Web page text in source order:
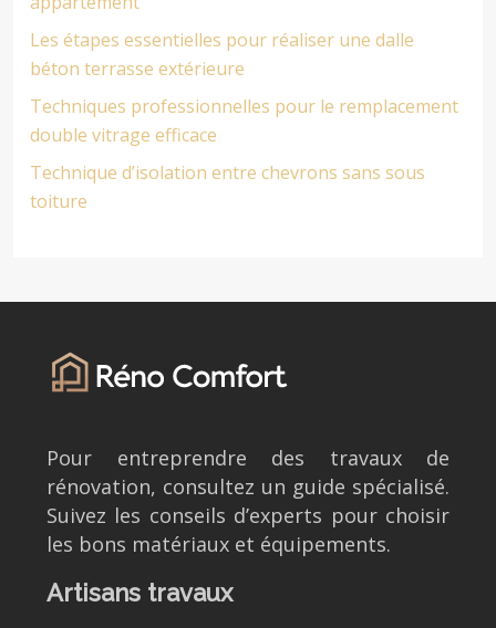
Les étapes essentielles pour réaliser une dalle
béton terrasse extérieure
Techniques professionnelles pour le remplacement
double vitrage efficace
Technique d’isolation entre chevrons sans sous
toiture
Pour entreprendre des travaux de
rénovation, consultez un guide spécialisé.
Suivez les conseils d’experts pour choisir
les bons matériaux et équipements.
Artisans travaux